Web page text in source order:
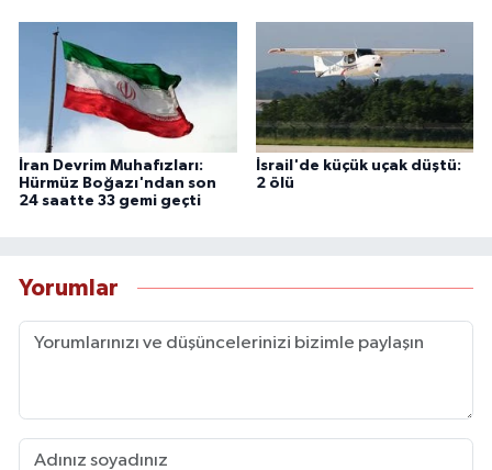
İran Devrim Muhafızları:
Hürmüz Boğazı'ndan son
24 saatte 33 gemi geçti
İsrail'de küçük uçak düştü:
2 ölü
Yorumlar